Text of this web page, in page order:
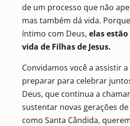
de um processo que não
mas também dá vida.
íntimo com Deus, elas
vida de Filhas de Jesus.
Convidamos você a assistir
preparar para celebrar
Deus, que continua a
sustentar novas gerações
como Santa Cândida,